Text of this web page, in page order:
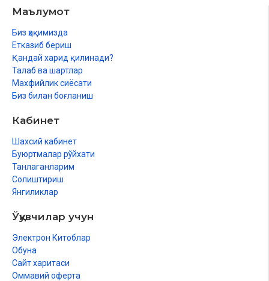
Маълумот
Биз ҳақимизда
Етказиб бериш
Қандай харид қилинади?
Талаб ва шартлар
Махфийлик сиёсати
Биз билан боғланиш
Кабинет
Шахсий кабинет
Буюртмалар рўйхати
Танлаганларим
Солиштириш
Янгиликлар
Ўқувчилар учун
Электрон Китоблар
Обуна
Сайт харитаси
Оммавий оферта